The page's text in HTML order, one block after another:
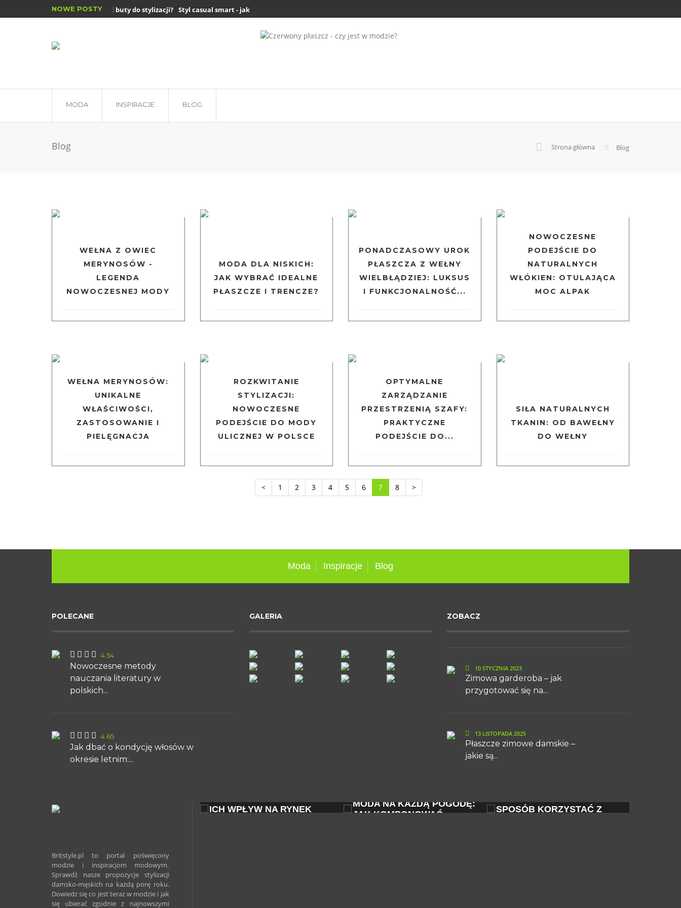
NOWE POSTYJak dobrać buty do stylizacji? Styl casual smart - jak się ubrać do pracy i na...
Płaszcze zimowe damskie – jakie są...
MODA INSPIRACJE BLOG
Blog Strona główna Blog
WEŁNA Z OWIEC
MERYNOSÓW -
LEGENDA
NOWOCZESNEJ MODY
MODA DLA NISKICH:
JAK WYBRAĆ IDEALNE
PŁASZCZE I TRENCZE?
PONADCZASOWY UROK
PŁASZCZA Z WEŁNY
WIELBŁĄDZIEJ: LUKSUS
I FUNKCJONALNOŚĆ...
NOWOCZESNE
PODEJŚCIE DO
NATURALNYCH
WŁÓKIEN: OTULAJĄCA
MOC ALPAK
WEŁNA MERYNOSÓW:
UNIKALNE
WŁAŚCIWOŚCI,
ZASTOSOWANIE I
PIELĘGNACJA
ROZKWITANIE
STYLIZACJI:
NOWOCZESNE
PODEJŚCIE DO MODY
ULICZNEJ W POLSCE
OPTYMALNE
ZARZĄDZANIE
PRZESTRZENIĄ SZAFY:
PRAKTYCZNE
PODEJŚCIE DO...
SIŁA NATURALNYCH
TKANIN: OD BAWEŁNY
DO WEŁNY
< 1 2 3 4 5 6 7 8 >
Moda Inspiracje Blog
POLECANE
Nowoczesne metody
nauczania literatury w
polskich...
4.54
Jak dbać o kondycję włosów w
okresie letnim:...
4.65
GALERIA ZOBACZ
Zimowa garderoba – jak
przygotować się na...
10 STYCZNIA 2023
Płaszcze zimowe damskie –
jakie są...
13 LISTOPADA 2025
Britstyle.pl to portal poświęcony
modzie i inspiracjom modowym.
Sprawdź nasze propozycje stylizacji
damsko-męskich na każdą porę roku.
Dowiedz się co jest teraz w modzie i jak
się ubierać zgodnie z najnowszymi
ICH WPŁYW NA RYNEK
MODA NA KAŻDĄ POGODĘ:
JAK KOMPONOWAĆ...
SPOSÓB KORZYSTAĆ Z